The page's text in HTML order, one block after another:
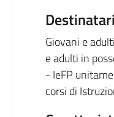
Destinatari
Giovani e
e adulti in
- IeFP
corsi di